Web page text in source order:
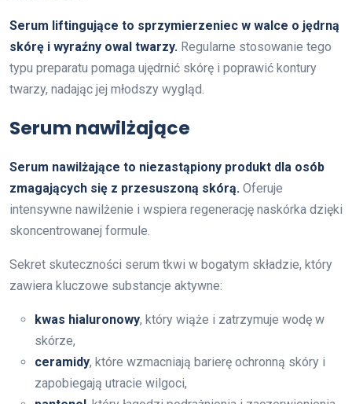
Serum liftingujące to sprzymierzeniec w walce o jędrną
skórę i wyraźny owal twarzy. Regularne stosowanie tego
typu preparatu pomaga ujędrnić skórę i poprawić kontury
twarzy, nadając jej młodszy wygląd.
Serum nawilżające
Serum nawilżające to niezastąpiony produkt dla osób
zmagających się z przesuszoną skórą. Oferuje
intensywne nawilżenie i wspiera regenerację naskórka dzięki
skoncentrowanej formule.
Sekret skuteczności serum tkwi w bogatym składzie, który
zawiera kluczowe substancje aktywne:
kwas hialuronowy, który wiąże i zatrzymuje wodę w
skórze,
ceramidy, które wzmacniają barierę ochronną skóry i
zapobiegają utracie wilgoci,